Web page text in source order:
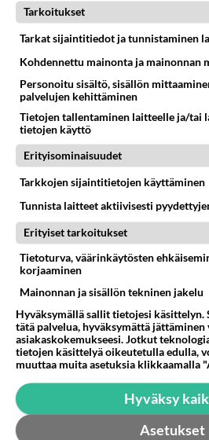
suuren DVD elok...
KOVALEVYT
Mikä vika, kun ei starttaa.
Maxtorin 160 Gt: kiintolevy.
ilmoituksen: No init found. Try passing init=bootarg.
Busy Box v1.13.3(Ubu...
12.11.2010 22:08
Tarkoitukset
Tarkat sijaintitiedot ja tunnistaminen
Kohdennettu mainonta ja mainonnan
Personoitu sisältö, sisällön
palvelujen kehittäminen
Tietojen tallentaminen laitteelle ja/tai
tietojen käyttö
Erityisominaisuudet
Tarkkojen sijaintitietojen käyttäminen
Tunnista laitteet aktiivisesti
Erityiset tarkoitukset
Tietoturva, väärinkäytösten
korjaaminen
Mainonnan ja sisällön tekninen jakelu
Hyväksymällä sallit tietojesi käsittelyn.
tätä palvelua, hyväksymättä
asiakaskokemukseesi. Jotkut
tietojen käsittelyä oikeutetulla edulla,
muuttaa muita asetuksia klikkaamalla
Hyväksy
Asetukset